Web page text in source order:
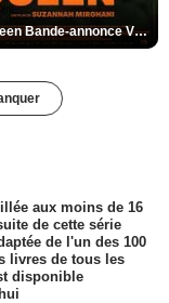
Cotton Queen Bande-annonce VO STFR
aux moins de 16
de cette série
de l'un des 100
livres de tous les
disponible